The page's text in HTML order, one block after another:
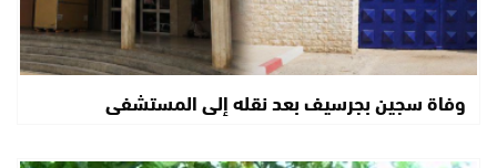
وفاة سجين بجرسيف بعد نقله إلى المستشفى